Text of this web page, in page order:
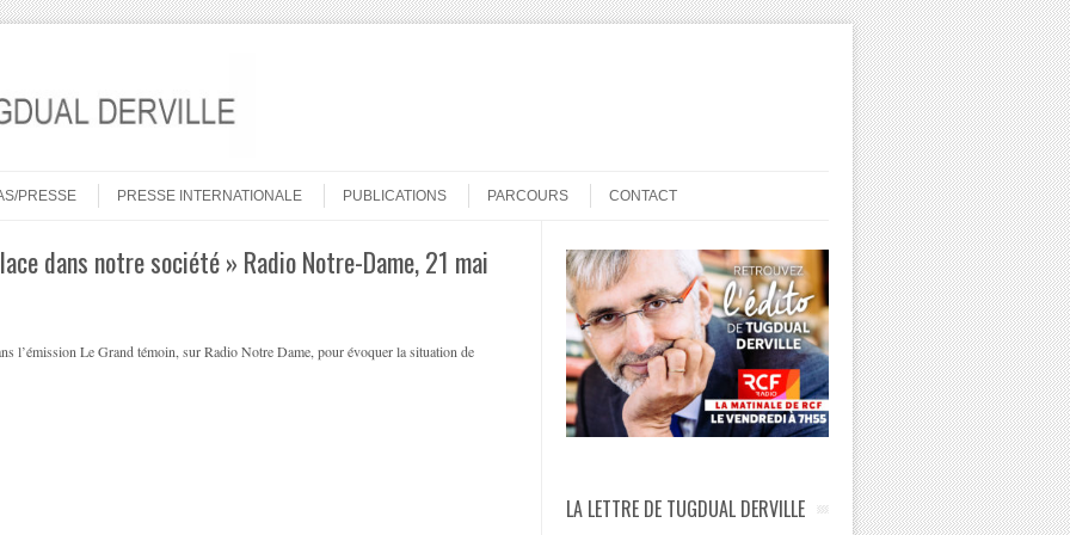
PRESSE PRESSE INTERNATIONALE PUBLICATIONS PARCOURS CONTACT
dans notre société » Radio Notre-Dame, 21 mai
l’émission Le Grand témoin, sur Radio Notre Dame, pour évoquer la situation de
LA LETTRE DE TUGDUAL DERVILLE